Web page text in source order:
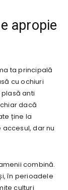
apropie
ta principală
cu ochiuri
anti
dacă
ține la
dar nu
combină.
în perioadele
culturi